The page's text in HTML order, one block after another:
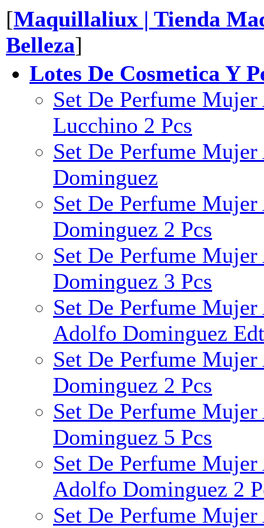
[Maquillaliux | Tienda
Belleza]
Lotes De Cosmetica Y
Set De Perfume
Lucchino 2 Pcs
Set De Perfume
Dominguez
Set De Perfume
Dominguez 2 Pcs
Set De Perfume
Dominguez 3 Pcs
Set De Perfume
Adolfo Dominguez
Set De Perfume
Dominguez 2 Pcs
Set De Perfume
Dominguez 5 Pcs
Set De Perfume Mujer
Adolfo Dominguez 2
Set De Perfume Mujer